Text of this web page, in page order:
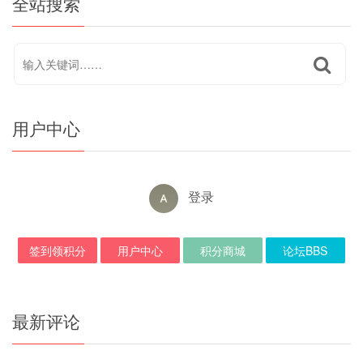
用户中心
登录
签到领积分 用户中心 积分商城 论坛BBS
最新评论